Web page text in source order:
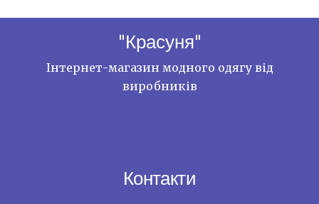
"Красуня"
Інтернет-магазин модного одягу від
виробників
Контакти